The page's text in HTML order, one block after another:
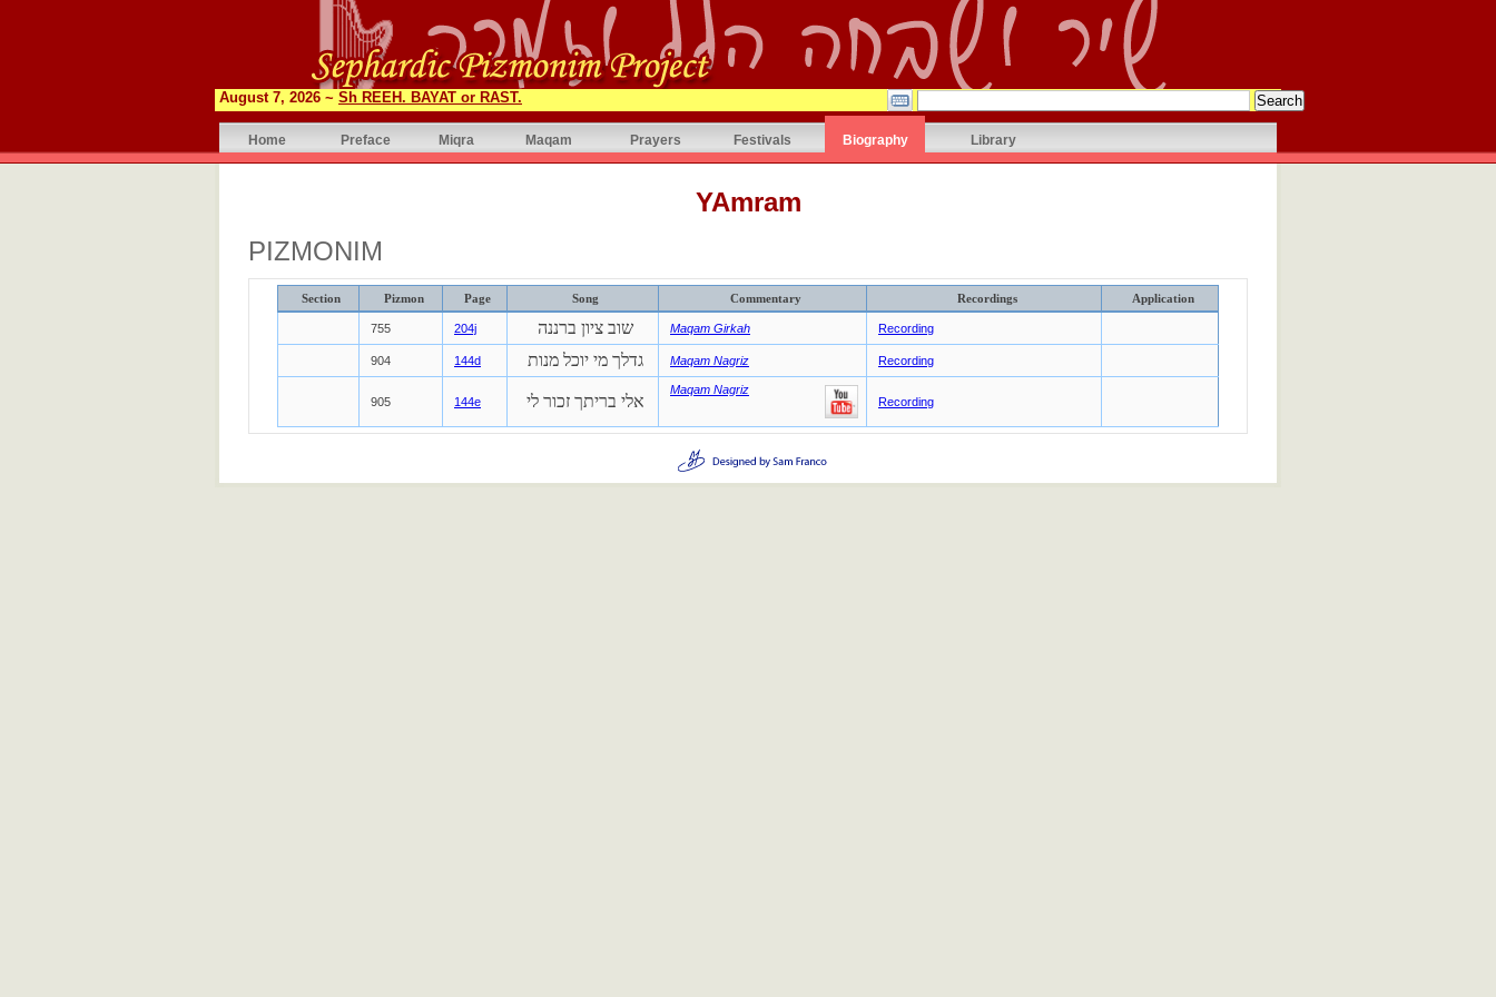
August 7, 2026 ~ Sh REEH. BAYAT or RAST.
Home Preface Miqra Maqam Prayers Festivals Biography Library
YAmram
PIZMONIM
Section Pizmon Page Song Commentary Recordings Application
755 204j שוב ציון ברננה Maqam Girkah Recording
904 144d גדלך מי יוכל מנות Maqam Nagriz Recording
905 144e אלי בריתך זכור לי
Maqam Nagriz
Recording